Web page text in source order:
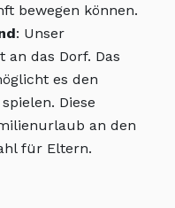
bewegen können.
: Unser
das Dorf. Das
es den
Diese
an den
für Eltern.